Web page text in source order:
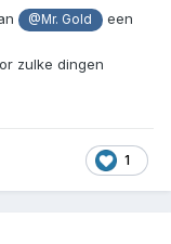
@Mr. Gold
een
zulke dingen
1